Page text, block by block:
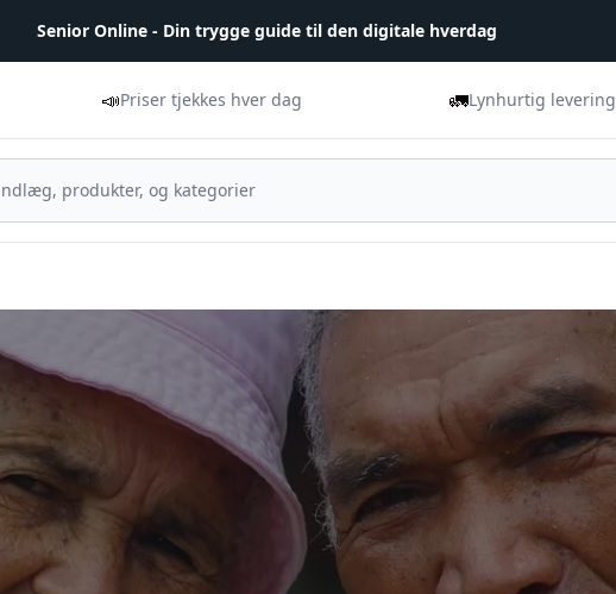
Senior Online - Din trygge guide til den digitale hverdag
📣Priser tjekkes hver dag 🚛Lynhurtig levering